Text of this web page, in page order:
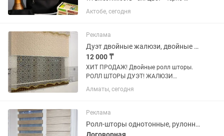
белый. Ткань - Оксфорд ( нейлон )
Количество отсеков - 8 шт.
Актобе, сегодня
Реклама
Дуэт двойные жалюзи, двойные тюлевые ролл-шторы
12 000 ₸
ХИТ ПРОДАЖ! Двойные ролл шторы.
РОЛЛ ШТОРЫ ДУЭТ! ЖАЛЮЗИ
двойные! Двойные тюлевые жалюзи
Дуэт! Качественные турецкие ткани!
Выезд на замер бесплатно! Доставка
и...
Алматы, сегодня
Реклама
Ролл-шторы однотонные, рулонные шторы мини, в коробе, кассетные